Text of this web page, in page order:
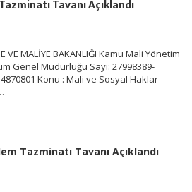
Tavanı Açıklandı
VE MALİYE BAKANLIĞI Kamu Mali Yönetim
Genel Müdürlüğü Sayı: 27998389-
4870801 Konu : Mali ve Sosyal Haklar
Tazminatı Tavanı Açıklandı